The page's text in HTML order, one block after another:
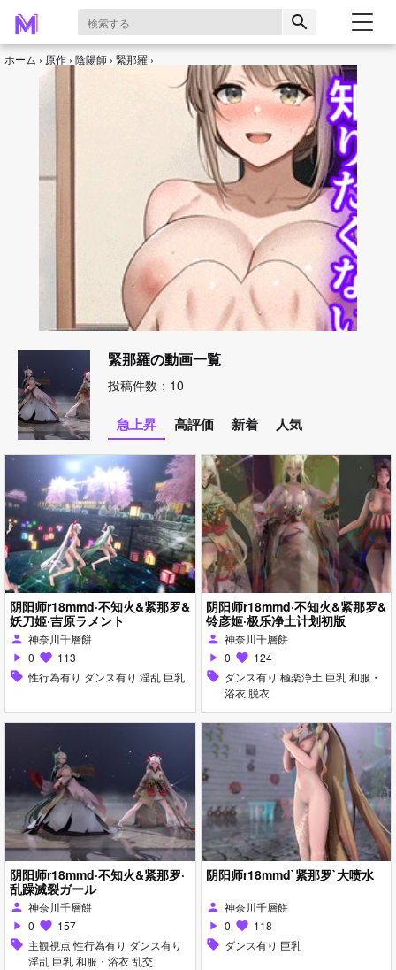
search
ホーム 原作 陰陽師 緊那羅
緊那羅の動画一覧
投稿件数：10
急上昇 高評価 新着 人気
阴阳师r18mmd·不知火&紧那罗&
妖刀姬·吉原ラメント
person 神奈川千層餅
play_arrow 0 favorite 113
sell 性行為有り ダンス有り 淫乱 巨乳
阴阳师r18mmd·不知火&紧那罗&
铃彦姬·极乐净土计划初版
person 神奈川千層餅
play_arrow 0 favorite 124
sell ダンス有り 極楽浄土 巨乳 和服・
浴衣 脱衣
阴阳师r18mmd·不知火&紧那罗·
乱躁滅裂ガール
person 神奈川千層餅
play_arrow 0 favorite 157
sell 主観視点 性行為有り ダンス有り
淫乱 巨乳 和服・浴衣 乱交
阴阳师r18mmd`紧那罗`大喷水
person 神奈川千層餅
play_arrow 0 favorite 118
sell ダンス有り 巨乳